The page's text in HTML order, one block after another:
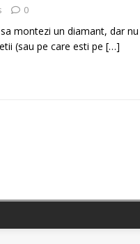
0
montezi un diamant, dar nu
(sau pe care esti pe […]